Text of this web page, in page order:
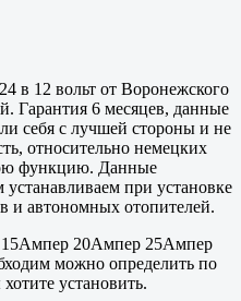
в 12 вольт от Воронежского
Гарантия 6 месяцев, данные
себя с лучшей стороны и не
относительно немецких
функцию. Данные
при установке
и автономных отопителей.
15Ампер 20Ампер 25Ампер
можно определить по
установить.